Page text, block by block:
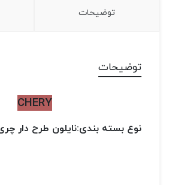
توضیحات
توضیحات
CHERY
نوع بسته بندی:نایلون طرح دار